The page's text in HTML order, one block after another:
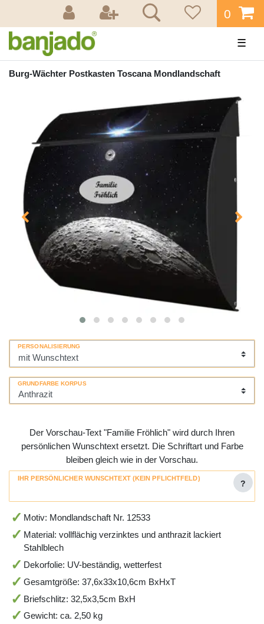
0
☰
Burg-Wächter Postkasten Toscana Mondlandschaft
PERSONALISIERUNG
GRUNDFARBE KORPUS
Der Vorschau-Text "Familie Fröhlich" wird durch Ihren
persönlichen Wunschtext ersetzt. Die Schriftart und Farbe
bleiben gleich wie in der Vorschau.
IHR PERSÖNLICHER WUNSCHTEXT (KEIN PFLICHTFELD)
?
Motiv: Mondlandschaft Nr. 12533
Material: vollflächig verzinktes und anthrazit lackiert
Stahlblech
Dekorfolie: UV-beständig, wetterfest
Gesamtgröße: 37,6x33x10,6cm BxHxT
Briefschlitz: 32,5x3,5cm BxH
Gewicht: ca. 2,50 kg